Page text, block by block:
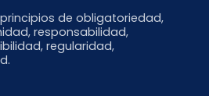
de obligatoriedad,
responsabilidad,
regularidad,